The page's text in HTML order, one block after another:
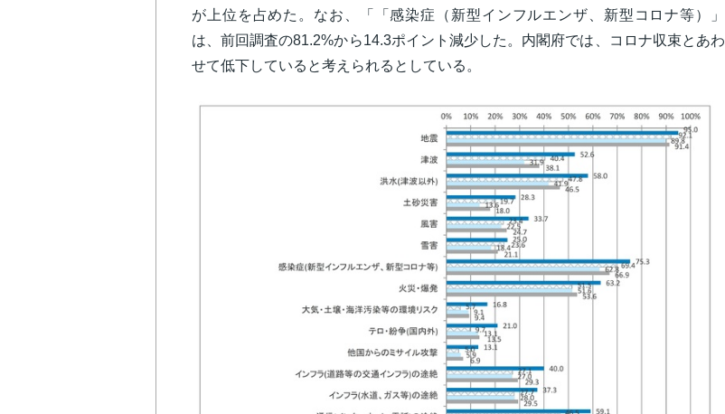
が上位を占めた。なお、「「感染症（新型インフルエンザ、新型コロナ等）」
は、前回調査の81.2%から14.3ポイント減少した。内閣府では、コロナ収束とあわ
せて低下していると考えられるとしている。